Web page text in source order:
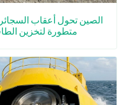
الصين تحول أعقاب
متطورة لتخزين